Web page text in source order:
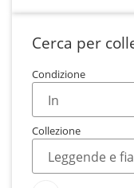
Cerca per
Condizione
Collezione